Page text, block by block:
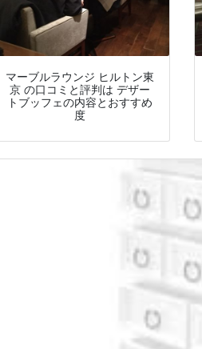
マーブルラウンジ ヒルトン東
京 の口コミと評判は デザー
トブッフェの内容とおすすめ
度